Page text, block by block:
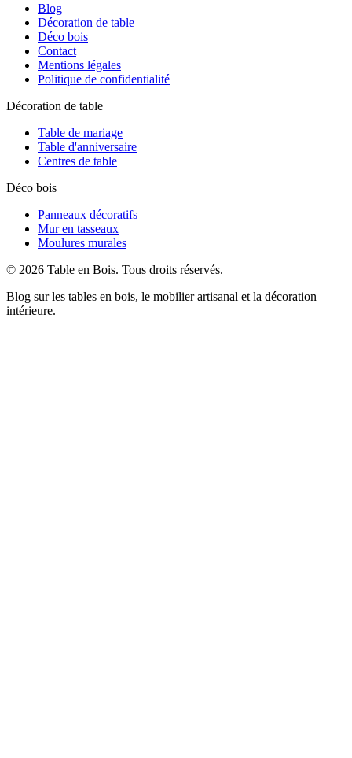
Blog
Décoration de table
Déco bois
Contact
Mentions légales
Politique de confidentialité
Décoration de table
Table de mariage
Table d'anniversaire
Centres de table
Déco bois
Panneaux décoratifs
Mur en tasseaux
Moulures murales
© 2026 Table en Bois. Tous droits réservés.
Blog sur les tables en bois, le mobilier artisanal et la décoration
intérieure.